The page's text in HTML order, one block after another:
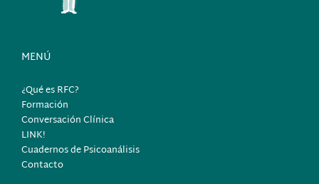
MENÚ
¿Qué es RFC?
Formación
Conversación Clínica
LINK!
Cuadernos de Psicoanálisis
Contacto